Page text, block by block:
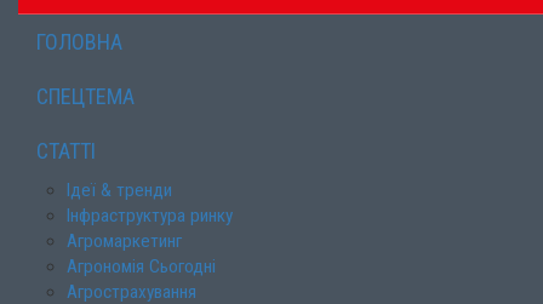
ГОЛОВНА
СПЕЦТЕМА
СТАТТІ
Ідеї & тренди
Інфраструктура ринку
Агромаркетинг
Агрономія Сьогодні
Агрострахування